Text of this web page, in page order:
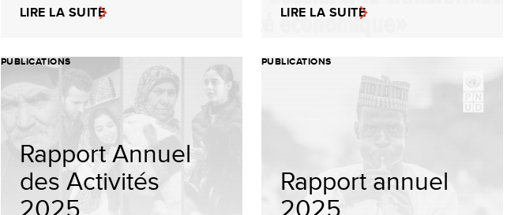
LIRE LA SUITE LIRE LA SUITE
PUBLICATIONS
Rapport Annuel
des Activités
PUBLICATIONS
Rapport annuel